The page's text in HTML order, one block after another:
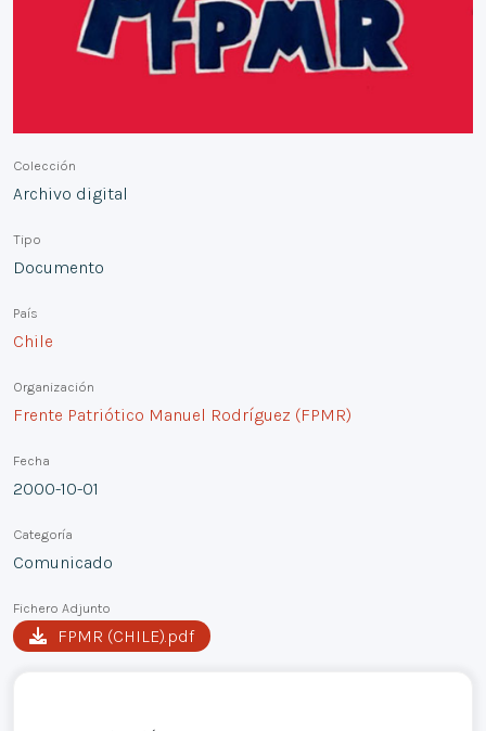
Colección
Archivo digital
Tipo
Documento
País
Chile
Organización
Frente Patriótico Manuel Rodríguez (FPMR)
Fecha
2000-10-01
Categoría
Comunicado
Fichero Adjunto
FPMR (CHILE).pdf